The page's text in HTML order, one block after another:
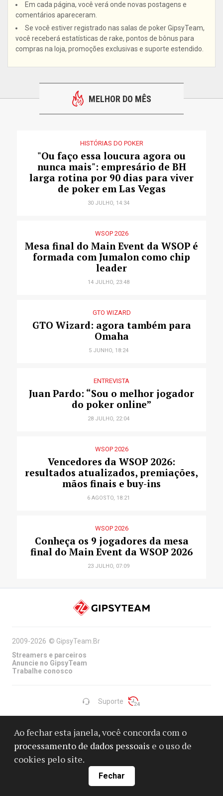
Em cada página, você verá onde novas postagens e
comentários apareceram.
Se você estiver registrado nas salas de poker GipsyTeam,
você receberá estatísticas de rake, pontos de bônus para
compras na loja, promoções exclusivas e suporte estendido.
MELHOR DO MÊS
HISTÓRIAS DO POKER
"Ou faço essa loucura agora ou
nunca mais": empresário de BH
larga rotina por 90 dias para viver
de poker em Las Vegas
30 JULHO, 14:34
WSOP 2026
Mesa final do Main Event da WSOP é
formada com Jumalon como chip
leader
14 JULHO, 23:48
GTO WIZARD
GTO Wizard: agora também para
Omaha
5 JUNHO, 18:24
ENTREVISTA
Juan Pardo: “Sou o melhor jogador
do poker online”
28 JULHO, 22:04
WSOP 2026
Vencedores da WSOP 2026:
resultados atualizados, premiações,
mãos finais e buy-ins
6 AGOSTO, 18:21
WSOP 2026
Conheça os 9 jogadores da mesa
final do Main Event da WSOP 2026
23 JULHO, 07:09
Suporte
2009-2026 © GipsyTeam.Br
Streamers e parceiros
Anuncie no GipsyTeam
Trabalhe conosco
Contatos
Termo de Isenção de responsabilidade
Processamento de dados pessoais
Ao fechar esta janela, você concorda com o
processamento de dados pessoais e o uso de
cookies pelo site.
Fechar